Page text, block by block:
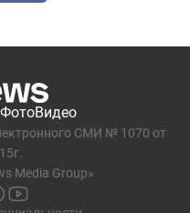
ФотоВидео
СМИ № 1070 от
Media Group»